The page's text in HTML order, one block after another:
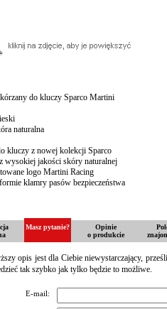
do kluczy Sparco Martini
naturalna
kluczy z nowej kolekcji Sparco
wysokiej jakości skóry naturalnej
logo Martini Racing
klamry pasów bezpieczeństwa
Masz pytanie?
Opinie
o produkcie
opis jest dla Ciebie niewystarczający,
tak szybko jak tylko będzie to możliwe.
E-mail: